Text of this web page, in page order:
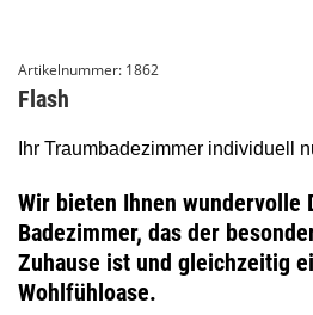
Artikelnummer: 1862
Flash
Ihr Traumbadezimmer individuell
Wir bieten Ihnen wundervolle
Badezimmer, das der
Zuhause ist und gleichzeitig
Wohlfühloase.